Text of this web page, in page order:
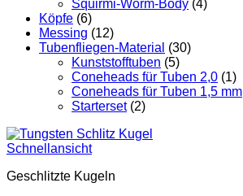
Squirmi-Worm-Body (4)
Köpfe (6)
Messing (12)
Tubenfliegen-Material (30)
Kunststofftuben (5)
Coneheads für Tuben 2,0 (1)
Coneheads für Tuben 1,5 mm
Starterset (2)
Schnellansicht
Geschlitzte Kugeln